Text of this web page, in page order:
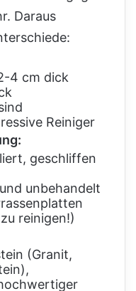
Daraus
4 cm dick
Reiniger
geschliffen
unbehandelt
reinigen!)
(Granit,